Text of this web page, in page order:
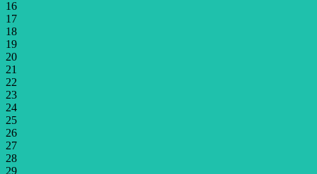
16
17
18
19
20
21
22
23
24
25
26
27
28
29